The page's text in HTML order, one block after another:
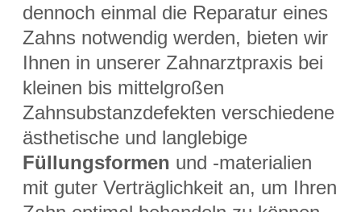
dennoch einmal die Reparatur eines
Zahns notwendig werden, bieten wir
Ihnen in unserer Zahnarztpraxis bei
kleinen bis mittelgroßen
Zahnsubstanzdefekten verschiedene
ästhetische und langlebige
Füllungsformen und -materialien
mit guter Verträglichkeit an, um Ihren